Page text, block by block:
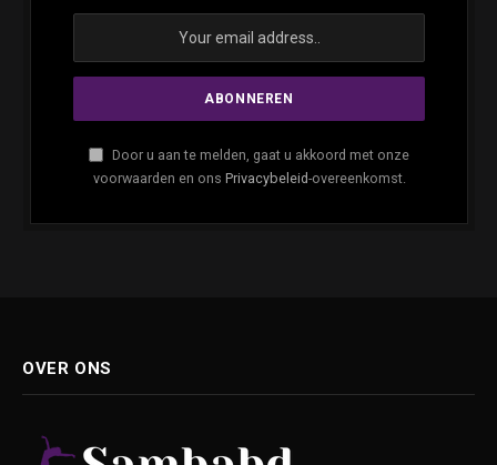
Door u aan te melden, gaat u akkoord met onze
voorwaarden en ons Privacybeleid-overeenkomst.
OVER ONS